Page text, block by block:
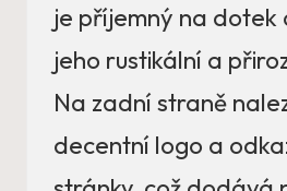
je příjemný na dotek
jeho rustikální a
Na zadní straně
decentní logo a